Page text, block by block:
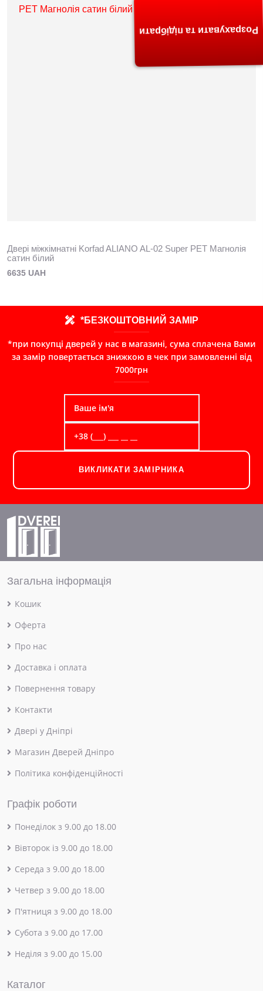
Двері міжкімнатні Korfad ALIANO AL-02 Super PET Магнолія
сатин білий
6635 UAH
*БЕЗКОШТОВНИЙ ЗАМІР
*при покупці дверей у нас в магазині, сума сплачена Вами
за замір повертається знижкою в чек при замовленні від
7000грн
ВИКЛИКАТИ ЗАМІРНИКА
Загальна інформація
Кошик
Оферта
Про нас
Доставка і оплата
Повернення товару
Контакти
Двері у Дніпрі
Магазин Дверей Дніпро
Політика конфіденційності
Графік роботи
Понеділок з 9.00 до 18.00
Вівторок із 9.00 до 18.00
Середа з 9.00 до 18.00
Четвер з 9.00 до 18.00
П'ятниця з 9.00 до 18.00
Субота з 9.00 до 17.00
Неділя з 9.00 до 15.00
Каталог
Розрахувати та підібрати